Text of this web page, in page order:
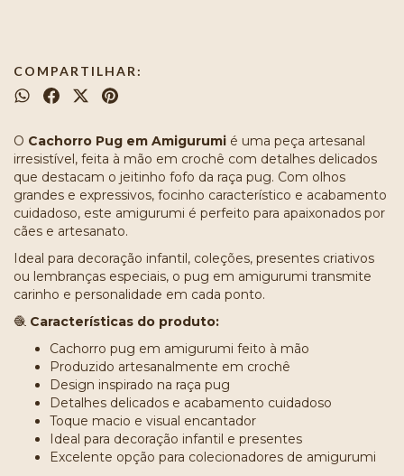
COMPARTILHAR:
O Cachorro Pug em Amigurumi é uma peça artesanal
irresistível, feita à mão em crochê com detalhes delicados
que destacam o jeitinho fofo da raça pug. Com olhos
grandes e expressivos, focinho característico e acabamento
cuidadoso, este amigurumi é perfeito para apaixonados por
cães e artesanato.
Ideal para decoração infantil, coleções, presentes criativos
ou lembranças especiais, o pug em amigurumi transmite
carinho e personalidade em cada ponto.
🧶 Características do produto:
Cachorro pug em amigurumi feito à mão
Produzido artesanalmente em crochê
Design inspirado na raça pug
Detalhes delicados e acabamento cuidadoso
Toque macio e visual encantador
Ideal para decoração infantil e presentes
Excelente opção para colecionadores de amigurumi